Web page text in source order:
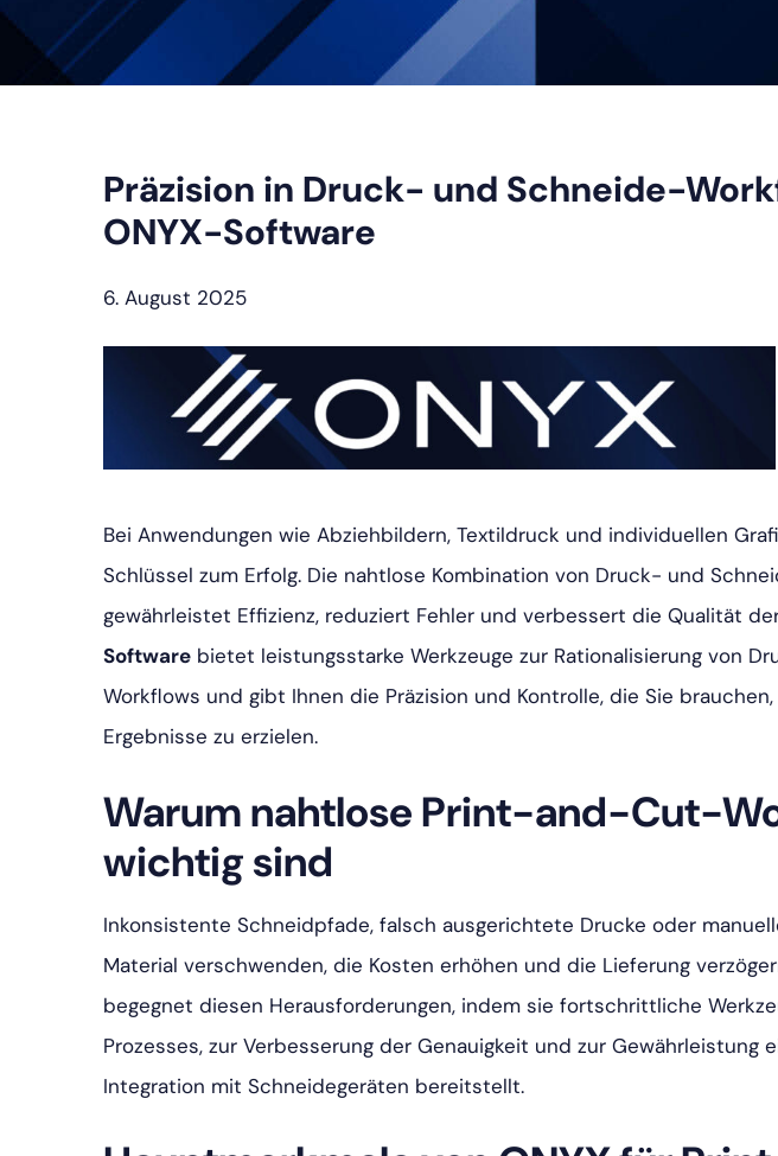
Präzision in Druck- und Schneide-
ONYX-Software
6. August 2025
Bei Anwendungen wie Abziehbildern, Textildruck und individuellen
Schlüssel zum Erfolg. Die nahtlose Kombination von Druck- und
gewährleistet Effizienz, reduziert Fehler und verbessert die Qualität
Software bietet leistungsstarke Werkzeuge zur Rationalisierung von
Workflows und gibt Ihnen die Präzision und Kontrolle, die Sie
Ergebnisse zu erzielen.
Warum nahtlose Print-and-Cut-
wichtig sind
Inkonsistente Schneidpfade, falsch ausgerichtete Drucke oder
Material verschwenden, die Kosten erhöhen und die Lieferung
begegnet diesen Herausforderungen, indem sie fortschrittliche
Prozesses, zur Verbesserung der Genauigkeit und zur Gewährleistung
Integration mit Schneidegeräten bereitstellt.